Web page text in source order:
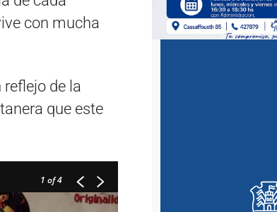
con mucha
de la
que este
1 of 4